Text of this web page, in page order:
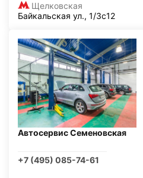
Щелковская
Байкальская ул., 1/3с12
Автосервис Семеновская
+7 (495) 085-74-61